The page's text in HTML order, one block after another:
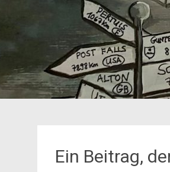
Ein Beitrag,